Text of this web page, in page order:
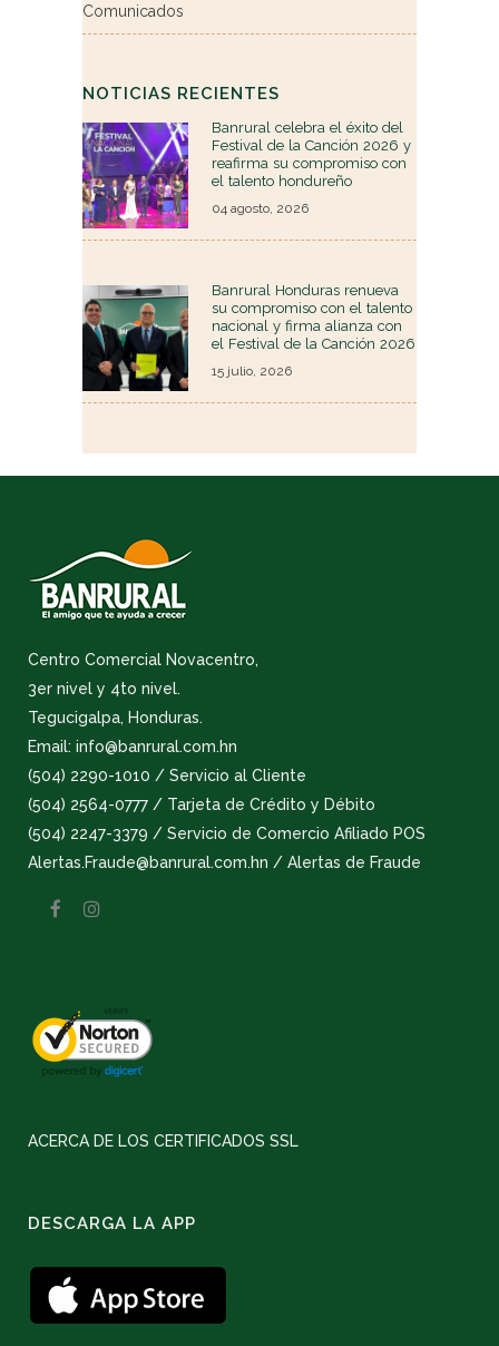
Comunicados
NOTICIAS RECIENTES
Banrural celebra el éxito del
Festival de la Canción 2026 y
reafirma su compromiso con
el talento hondureño
04 agosto, 2026
Banrural Honduras renueva
su compromiso con el talento
nacional y firma alianza con
el Festival de la Canción 2026
15 julio, 2026
Centro Comercial Novacentro,
3er nivel y 4to nivel.
Tegucigalpa, Honduras.
Email: info@banrural.com.hn
(504) 2290-1010 / Servicio al Cliente
(504) 2564-0777 / Tarjeta de Crédito y Débito
(504) 2247-3379 / Servicio de Comercio Afiliado POS
Alertas.Fraude@banrural.com.hn / Alertas de Fraude
ACERCA DE LOS CERTIFICADOS SSL
DESCARGA LA APP